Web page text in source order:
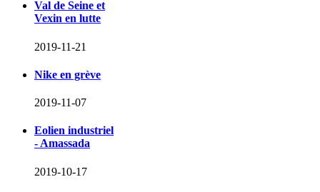
Val de Seine et
Vexin en lutte
2019-11-21
Nike en grève
2019-11-07
Eolien industriel
- Amassada
2019-10-17